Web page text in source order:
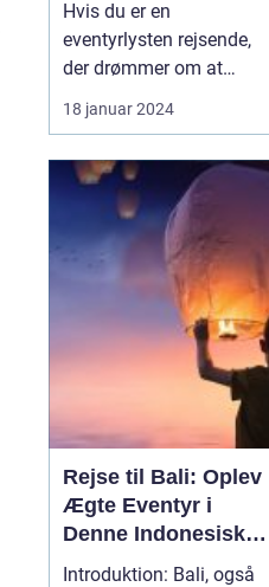
Hvis du er en
eventyrlysten rejsende,
der drømmer om at
udforske fremmede
kulturer og smukke
til Vietnam stå øverst på
din liste. Vietnam er et
land rigt på historie,
traditioner og
naturskønheder, der vil
tage pusten fra dig...
18 januar 2024
Rejse til Bali: Oplev
Ægte Eventyr i
Denne Indonesiske
Drømmedestination
Introduktion: Bali, også